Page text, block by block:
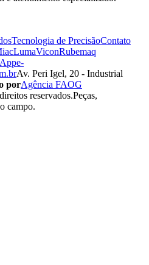
Tecnologia de PrecisãoContato
LumaViconRubemaq
e-
Av. Peri Igel, 20 - Industrial
porAgência FAOG
reservados.Peças,
campo.